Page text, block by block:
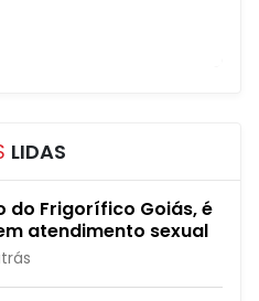
LIDAS
do Frigorífico Goiás, é
atendimento sexual